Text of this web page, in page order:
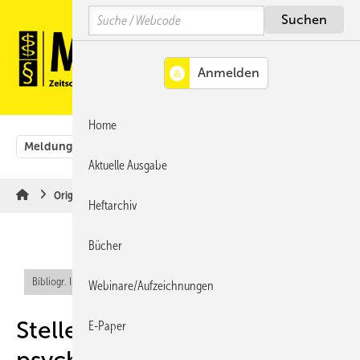
Hauptinhalt
Hauptmenü
SiteSearch
Meldungen
Originalbeiträge
Bibliogr. Info (RIS)
Stellenwert
Search
Home
Aktuelle Ausgabe
Heftarchiv
Bücher
Webinare/Aufzeichnungen
E-Paper